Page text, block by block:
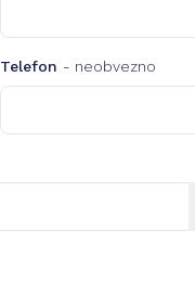
Telefon - neobvezno